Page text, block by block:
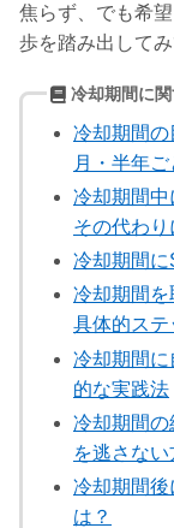
焦らず、でも希
歩を踏み出してみ
冷却期間に
冷却期間の
月・半年
冷却期間中
その代わ
冷却期間
冷却期間を
具体的ステ
冷却期間
的な実践法
冷却期間
を逃さない
冷却期間後
は？